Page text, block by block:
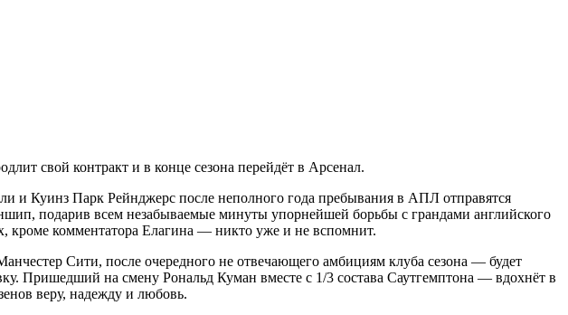
свой контракт и в конце сезона перейдёт в Арсенал.
и Куинз Парк Рейнджерс после неполного года пребывания в АПЛ отправятся
подарив всем незабываемые минуты упорнейшей борьбы с грандами английского
кроме комментатора Елагина — никто уже и не вспомнит.
Сити, после очередного не отвечающего амбициям клуба сезона — будет
Пришедший на смену Рональд Куман вместе с 1/3 состава Саутгемптона — вдохнёт в
веру, надежду и любовь.